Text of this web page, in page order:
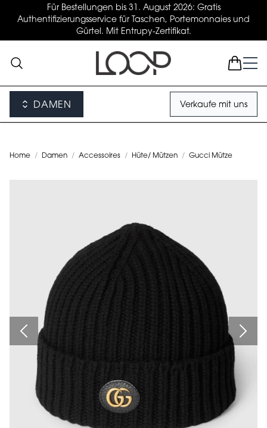
Für Bestellungen bis 31. August 2026: Gratis
Authentifizierungsservice für Taschen, Portemonnaies und
Gürtel. Mit Entrupy-Zertifikat.
DAMEN Verkaufe mit uns
Home / Damen / Accessoires / Hüte/ Mützen / Gucci Mütze